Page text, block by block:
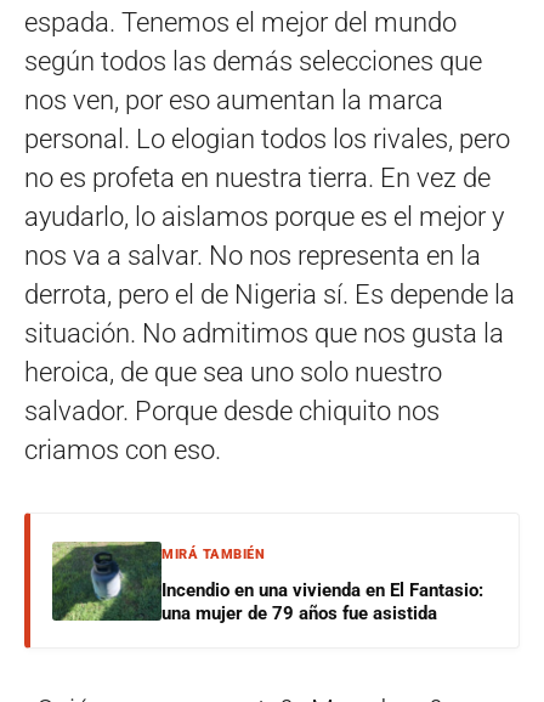
espada. Tenemos el mejor del mundo
según todos las demás selecciones que
nos ven, por eso aumentan la marca
personal. Lo elogian todos los rivales, pero
no es profeta en nuestra tierra. En vez de
ayudarlo, lo aislamos porque es el mejor y
nos va a salvar. No nos representa en la
derrota, pero el de Nigeria sí. Es depende la
situación. No admitimos que nos gusta la
heroica, de que sea uno solo nuestro
salvador. Porque desde chiquito nos
criamos con eso.
MIRÁ TAMBIÉN
Incendio en una vivienda en El Fantasio:
una mujer de 79 años fue asistida